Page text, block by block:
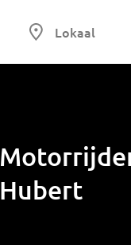
Lokaal
Hubert